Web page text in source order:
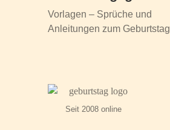
Vorlagen – Sprüche und
Anleitungen zum Geburtstag
Seit 2008 online